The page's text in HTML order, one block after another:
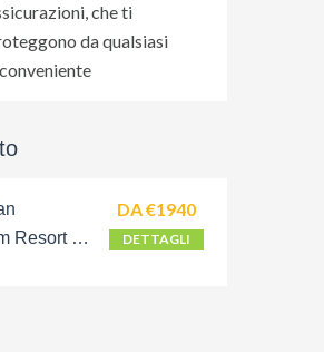
che ti
da qualsiasi
Resort &
DA €1940
DETTAGLI